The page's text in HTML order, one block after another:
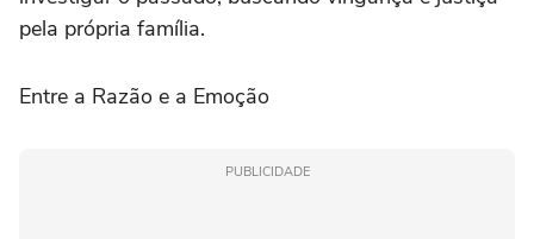
pela própria família.
Entre a Razão e a Emoção
PUBLICIDADE